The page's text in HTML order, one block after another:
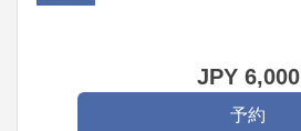
JPY 6,000